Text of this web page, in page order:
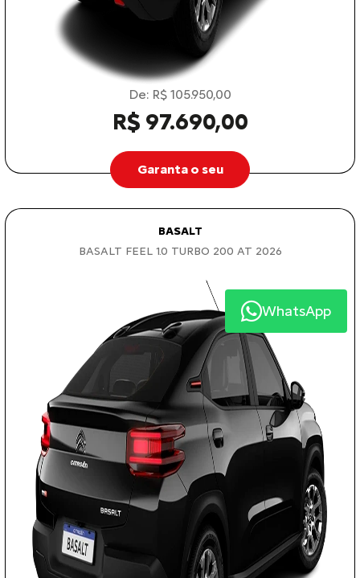
De: R$ 105.950,00
R$ 97.690,00
Garanta o seu
BASALT
BASALT FEEL 1.0 TURBO 200 AT 2026
WhatsApp